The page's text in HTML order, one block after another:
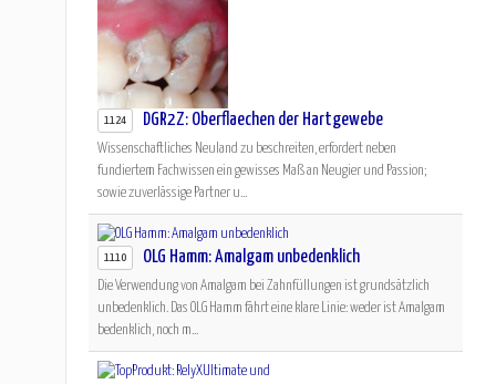
1124 DGR2Z: Oberflaechen der Hartgewebe
Wissenschaftliches Neuland zu beschreiten, erfordert neben
fundiertem Fachwissen ein gewisses Maß an Neugier und Passion;
sowie zuverlässige Partner u...
1110 OLG Hamm: Amalgam unbedenklich
Die Verwendung von Amalgam bei Zahnfüllungen ist grundsätzlich
unbedenklich. Das OLG Hamm fährt eine klare Linie: weder ist Amalgam
bedenklich, noch m...